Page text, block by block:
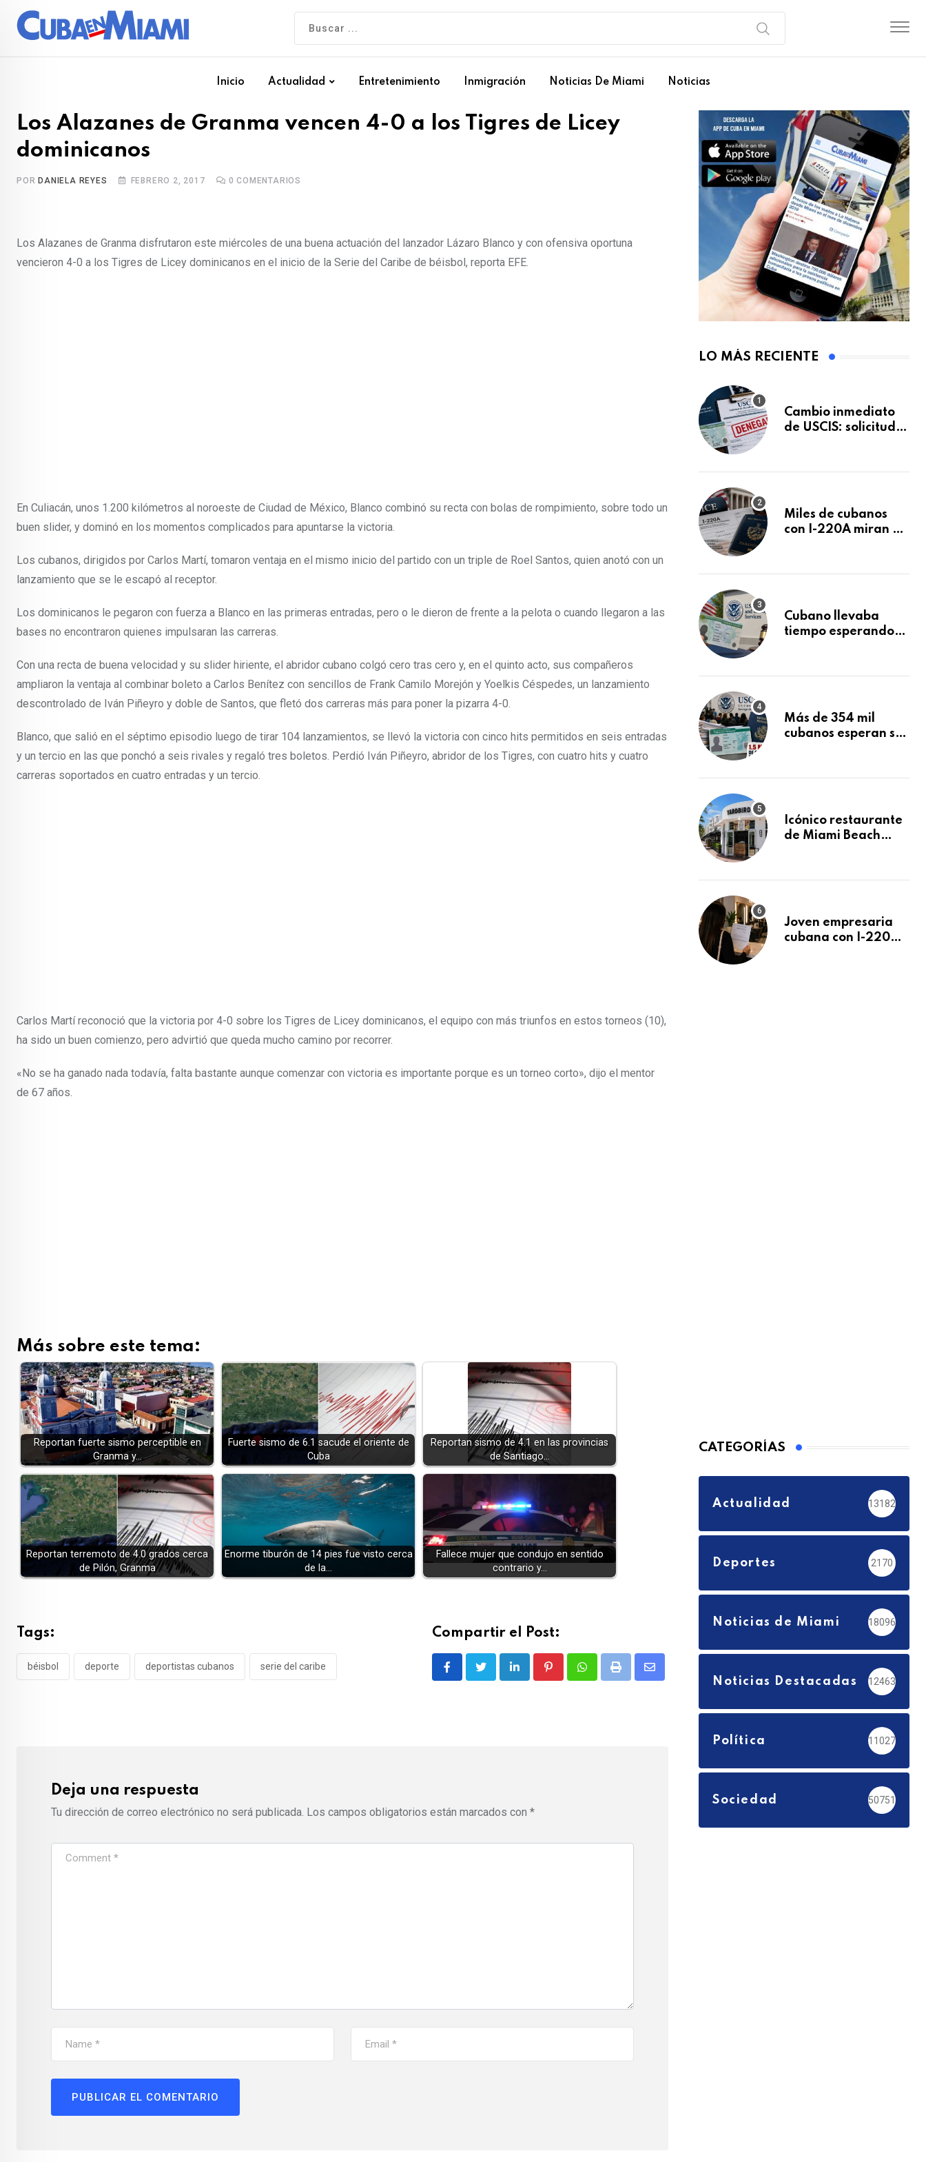
Inicio Actualidad Entretenimiento Inmigración Noticias De Miami Noticias
Los Alazanes de Granma vencen 4-0 a los Tigres de Licey
dominicanos
POR DANIELA REYES FEBRERO 2, 2017 0 COMENTARIOS
Los Alazanes de Granma disfrutaron este miércoles de una buena actuación del lanzador Lázaro Blanco y con ofensiva oportuna
vencieron 4-0 a los Tigres de Licey dominicanos en el inicio de la Serie del Caribe de béisbol, reporta EFE.
En Culiacán, unos 1.200 kilómetros al noroeste de Ciudad de México, Blanco combinó su recta con bolas de rompimiento, sobre todo un
buen slider, y dominó en los momentos complicados para apuntarse la victoria.
Los cubanos, dirigidos por Carlos Martí, tomaron ventaja en el mismo inicio del partido con un triple de Roel Santos, quien anotó con un
lanzamiento que se le escapó al receptor.
Los dominicanos le pegaron con fuerza a Blanco en las primeras entradas, pero o le dieron de frente a la pelota o cuando llegaron a las
bases no encontraron quienes impulsaran las carreras.
Con una recta de buena velocidad y su slider hiriente, el abridor cubano colgó cero tras cero y, en el quinto acto, sus compañeros
ampliaron la ventaja al combinar boleto a Carlos Benítez con sencillos de Frank Camilo Morejón y Yoelkis Céspedes, un lanzamiento
descontrolado de Iván Piñeyro y doble de Santos, que fletó dos carreras más para poner la pizarra 4-0.
Blanco, que salió en el séptimo episodio luego de tirar 104 lanzamientos, se llevó la victoria con cinco hits permitidos en seis entradas
y un tercio en las que ponchó a seis rivales y regaló tres boletos. Perdió Iván Piñeyro, abridor de los Tigres, con cuatro hits y cuatro
carreras soportados en cuatro entradas y un tercio.
Carlos Martí reconoció que la victoria por 4-0 sobre los Tigres de Licey dominicanos, el equipo con más triunfos en estos torneos (10),
ha sido un buen comienzo, pero advirtió que queda mucho camino por recorrer.
«No se ha ganado nada todavía, falta bastante aunque comenzar con victoria es importante porque es un torneo corto», dijo el mentor
de 67 años.
Más sobre este tema:
Reportan fuerte sismo perceptible en
Granma y…
Fuerte sismo de 6.1 sacude el oriente de
Cuba
Reportan sismo de 4.1 en las provincias
de Santiago…
Reportan terremoto de 4.0 grados cerca
de Pilón, Granma
Enorme tiburón de 14 pies fue visto cerca
de la…
Fallece mujer que condujo en sentido
contrario y…
Tags:
béisbol deporte deportistas cubanos serie del caribe
Compartir el Post:
LinkedIn PinterestWhatsappPrint
Share
Deja una respuesta
Tu dirección de correo electrónico no será publicada. Los campos obligatorios están marcados con *
LO MÁS RECIENTE
Cambio inmediato
de USCIS: solicitudes
sin previo aviso
Miles de cubanos
con I-220A miran al
decidirse en una
Cubano llevaba
tiempo esperando
tras Writ of
Más de 354 mil
cubanos esperan su
acumula 1.5 millones
Icónico restaurante
de Miami Beach
después de 15 años
Joven empresaria
cubana con I-220A
CATEGORÍAS
Actualidad 13182
Deportes 2170
Noticias de Miami 18096
Noticias Destacadas 12463
Política 11027
Sociedad 50751